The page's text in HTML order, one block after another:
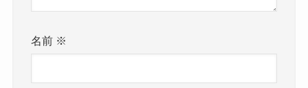
名前 ※